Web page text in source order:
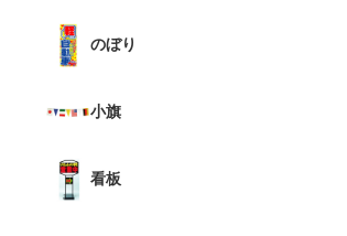
のぼり
小旗
看板